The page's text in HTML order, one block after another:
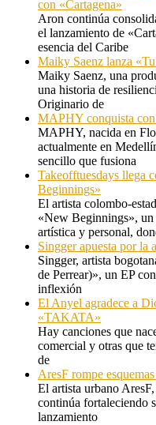
con «Cartagena»
Aron continúa
el lanzamiento de
esencia del Caribe
Maiky Saenz lanza
Maiky Saenz, una
una historia de
Originario de
MAPHY conquista
MAPHY, nacida en
actualmente en
sencillo que fusiona
Takeofftuesdays llega
Beginnings»
El artista colombo-
«New Beginnings», un
artística y personal,
Singger apuesta por la
Singger, artista
de Perrear)», un EP
inflexión
El Anyel agradece a
«TAKATA»
Hay canciones que
comercial y otras que
de
AresF rompe
El artista urbano
continúa fortaleciendo
lanzamiento